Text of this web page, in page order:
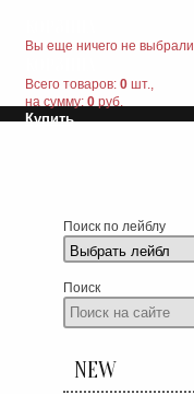
Вы еще ничего не выбрали
Всего товаров: 0шт.,
на сумму: 0руб.
Купить
Поиск по лейблу
Поиск
NEW